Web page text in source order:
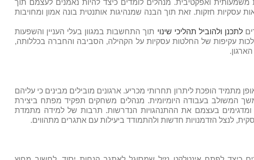
ואפקטיבית. מנהלים לומדים כיצד להיות נאמנים לעצמם תוך
עסקיות חזקות. זאת תוך הבנה שמנהיגות אותנטית בונה אמון ומחויבות
לתכנן ולהוביל תהליכי שינוי תוך התחשבות במגוון בעלי העניין והשפעות
עקיפות של החלטות עסקיות על הקהילה, הסביבה והחברה בכללותה,
מתמיד הופכת ליתרון תחרותי מכריע. ארגונים מובילים מבינים כי עליהם
המשולב בעבודה היומיומית. מנהלים משחקים תפקיד מפתח ביצירת
בעצמם את ההתנהגויות הנדרשות. תרבות של למידה מתמדת
לנצל הזדמנויות חדשות ולהתמודד ביעילות עם אתגרים מתהווים.